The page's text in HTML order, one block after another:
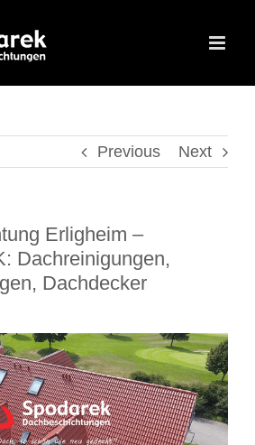
Previous Next
Erligheim –
Dachreinigungen,
Dachdecker